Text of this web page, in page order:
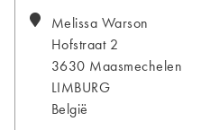
Melissa Warson
Hofstraat 2
3630 Maasmechelen
LIMBURG
België